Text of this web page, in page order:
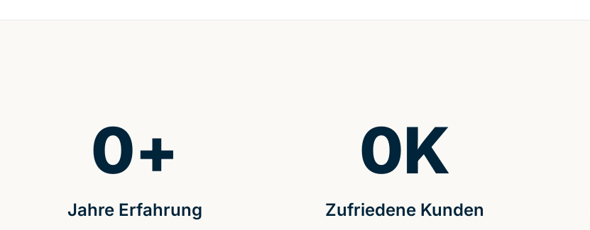
Jahre Erfahrung
0+
Zufriedene Kunden
0K